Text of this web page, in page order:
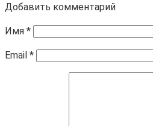
Добавить комментарий
Имя *
Email *